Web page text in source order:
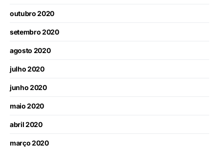
outubro 2020
setembro 2020
agosto 2020
julho 2020
junho 2020
maio 2020
abril 2020
março 2020